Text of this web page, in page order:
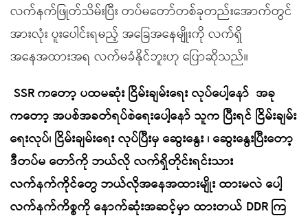
လက်နက်ဖြုတ်သိမ်းပြီး တပ်မတော်တစ်ခုတည်းအောက်တွင်
အားလုံး ပူးပေါင်းရမည့် အခြေအနေမျိုးကို လက်ရှိ
အနေအထားအရ လက်မခံနိုင်ဘူးဟု ပြောဆိုသည်။
SSR ကတော့ ပထမဆုံး ငြိမ်းချမ်းရေး လုပ်ပေါ့နော် အခု
ကတော့ အပစ်အခတ်ရပ်စဲရေးပေါ့နော် သူက ပြီးရင် ငြိမ်းချမ်း
ရေးလုပ်၊ ငြိမ်းချမ်းရေး လုပ်ပြီးမှ ဆွေးနွေး ၊ ဆွေးနွေးပြီးတော့
ဒီတပ်မ တော်ကို ဘယ်လို လက်ရှိတိုင်းရင်းသား
လက်နက်ကိုင်တွေ ဘယ်လိုအနေအထားမျိုး ထားမလဲ ပေါ့
လက်နက်ကိစ္စကို နောက်ဆုံးအဆင့်မှာ ထားတယ် DDR ကြ